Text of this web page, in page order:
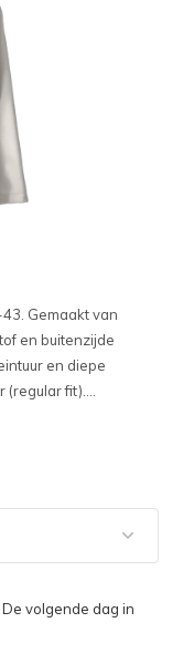
Gemaakt van
en buitenzijde
en diepe
fit)....
volgende dag in